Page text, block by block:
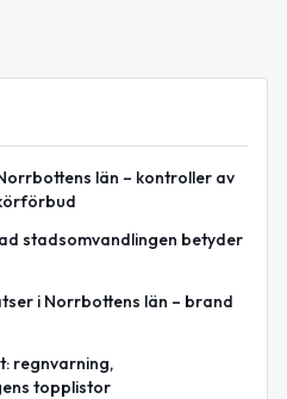
län – kontroller av
stadsomvandlingen betyder
i Norrbottens län – brand
regnvarning,
topplistor